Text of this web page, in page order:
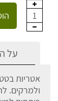
1
על
אטריות
ולמרקים.